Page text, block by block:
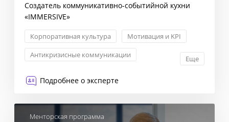
Создатель коммуникативно-событийной кухни
«IMMERSIVE»
Корпоративная культура
Мотивация и KPI
Антикризисные коммуникации
Еще
Подробнее о эксперте
Менторская программа